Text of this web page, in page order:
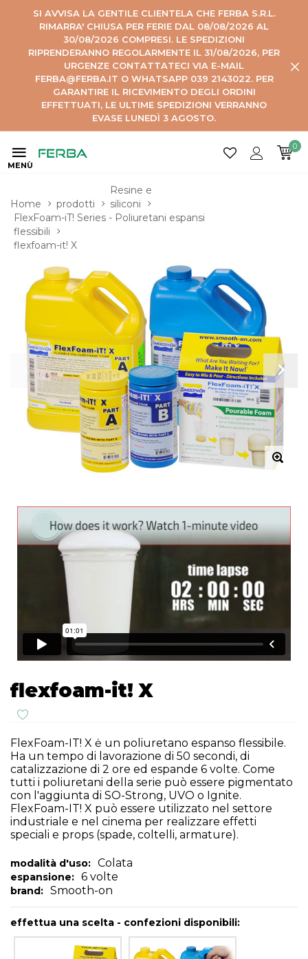
SI AVVISA LA GENTILE CLIENTELA CHE FERBA S.R.L.
RIMARRA' CHIUSA PER FERIE DAL 08/08/2026 AL
30/08/2026 COMPRESI. LE SPEDIZIONI
RIPRENDERANNO REGOLARMENTE IL 31/08/2026, PER
URGENZE CONTATTATECI VIA E-MAIL
FERBA@FERBA.IT O WHATSAPP 039 2143022. PER
GARANTIRE IL RICEVIMENTO DEGLI ORDINI
EFFETTUATI, LE ULTIME SPEDIZIONI VERRANNO
EVASE LUNEDÌ 3 AGOSTO.
MENÙ
0
Home prodotti
Resine e
siliconi
FlexFoam-iT! Series - Poliuretani espansi
flessibili
flexfoam-it! X
flexfoam-it! X
FlexFoam-IT! X ė un poliuretano espanso flessibile.
Ha un tempo di lavorazione di 50 secondi, di
catalizzazione di 2 ore ed espande 6 volte. Come
tutti i poliuretani della serie può essere pigmentato
con l'aggiunta di SO-Strong, UVO o Ignite.
FlexFoam-IT! X può essere utilizzato nel settore
industriale e nel cinema per realizzare effetti
speciali e props (spade, coltelli, armature).
modalità d'uso: Colata
espansione: 6 volte
brand: Smooth-on
effettua una scelta - confezioni disponibili: